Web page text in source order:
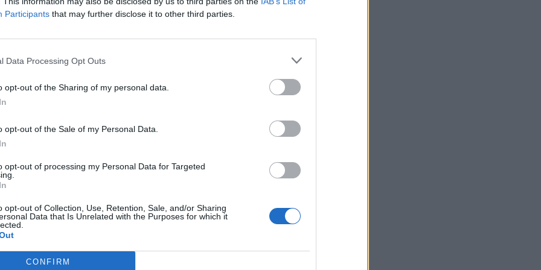
Participants that may further disclose it to other third parties.
Data Processing Opt Outs
opt-out of the Sharing of my personal data.
opt-out of the Sale of my Personal Data.
opt-out of processing my Personal Data for Targeted
opt-out of Collection, Use, Retention, Sale, and/or Sharing
Data that Is Unrelated with the Purposes for which it
CONFIRM
αλλά και σε κοινοτικό και ευρωπαϊκό
πλειονότητα των πιο μικρόσωμων
γνωστά για αυτά και για τους κινδύνους
ακόμα ανακαλύπτουν νέα είδη! Από
απειλές που σχετίζονται με τη
οι έμμεσες πιέσεις σχετίζονται με τη
μέσω της συρρίκνωσης,
βιοποικιλότητα της προστατευόμενης
Μουστού, με τον επισκέπτη και τον
κατά τους καλοκαιρινούς μήνες. Η
και των συγγενικών ειδών είναι σχεδόν
να «προσέχουμε» ακόμα και τα
συναντάμε. Άλλωστε, ένα τόσο σημαντικό